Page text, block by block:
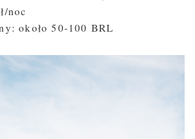
noc
około 50-100 BRL